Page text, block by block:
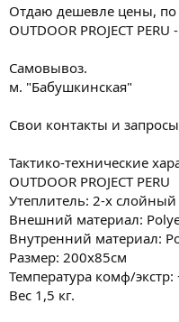
Отдаю дешевле цены, по
OUTDOOR PROJECT
Самовывоз.
м. "Бабушкинская"
Свои контакты и
Тактико-технические
OUTDOOR PROJECT PERU
Утеплитель: 2-х
Внешний материал:
Внутренний материал:
Размер: 200х85см
Температура комф/экстр:
Вес 1,5 кг.